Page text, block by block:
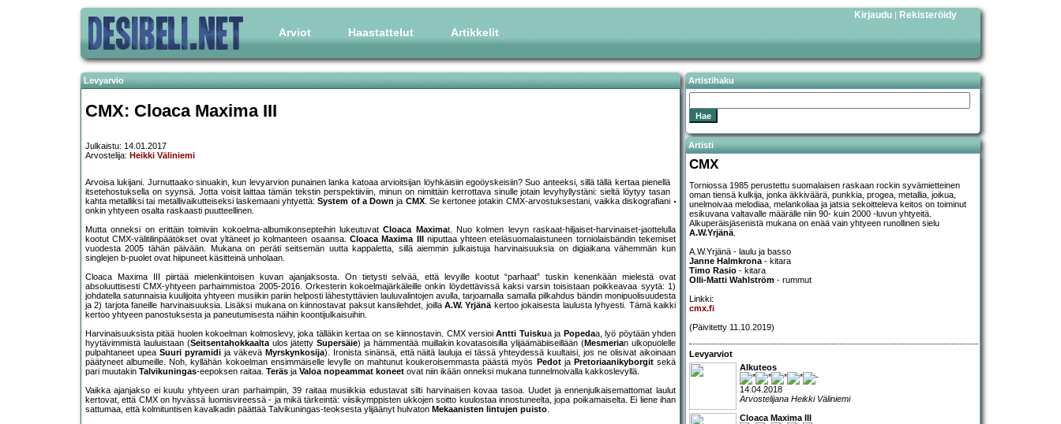
Arviot Haastattelut Artikkelit
Kirjaudu | Rekisteröidy
Levyarvio
CMX: Cloaca Maxima III
Julkaistu: 14.01.2017
Arvostelija: Heikki Väliniemi
Arvoisa lukijani. Jurnuttaako sinuakin, kun levyarvion punainen lanka katoaa arvioitsijan löyhkäisiin egoöyskeisiin? Suo anteeksi, sillä tällä kertaa pienellä
itsetehostuksella on syynsä. Jotta voisit laittaa tämän tekstin perspektiiviin, minun on nimittäin kerrottava sinulle jotain levyhyllystäni: sieltä löytyy tasan
kahta metalliksi tai metallivaikutteiseksi laskemaani yhtyettä:System of a Down ja CMX. Se kertonee jotakin CMX-arvostuksestani, vaikka diskografiani
onkin yhtyeen osalta raskaasti puutteellinen.
Mutta onneksi on erittäin toimiviin kokoelma-albumikonsepteihin lukeutuvatCloaca Maximat. Nuo kolmen levyn raskaat-hiljaiset-harvinaiset-jaottelulla
kootut CMX-välitilinpäätökset ovat yltäneet jo kolmanteen osaansa. Cloaca Maxima III
niputtaa yhteen eteläsuomalaistuneen torniolaisbändin tekemiset
vuodesta 2005 tähän päivään. Mukana on peräti seitsemän uutta kappaletta, sillä aiemmin julkaistuja harvinaisuuksia on digiaikana vähemmän kun
singlejen b-puolet ovat hiipuneet käsitteinä unholaan.
Cloaca Maxima III piirtää mielenkiintoisen kuvan ajanjaksosta. On tietysti selvää, että levyille kootut “parhaat” tuskin kenenkään mielestä ovat
absoluuttisesti CMX-yhtyeen parhaimmistoa 2005-2016. Orkesterin kokoelmajärkäleille onkin löydettävissä kaksi varsin toisistaan poikkeavaa syytä: 1)
johdatella satunnaisia kuulijoita yhtyeen musiikin pariin helposti lähestyttävien lauluvalintojen avulla, tarjoamalla samalla pilkahdus bändin monipuolisuudesta
ja 2) tarjota faneille harvinaisuuksia. Lisäksi mukana on kiinnostavat paksut kansilehdet, joillaA.W. Yrjänäkertoo jokaisesta laulusta lyhyesti. Tämä kaikki
kertoo yhtyeen panostuksesta ja paneutumisesta näihin koontijulkaisuihin.
Harvinaisuuksista pitää huolen kokoelman kolmoslevy, joka tälläkin kertaa on se kiinnostavin. CMX versioiAntti Tuiskua ja Popedaa, lyö pöytään yhden
hyytävimmistä lauluistaan (Seitsentahokkaaltaulos jätettySupersäie) ja hämmentää muillakin kovatasoisilla ylijäämäbiiseillään (Mesmerian ulkopuolelle
pulpahtaneet upea Suuri pyramidija väkevä Myrskynkosija). Ironista sinänsä, että näitä lauluja ei tässä yhteydessä kuultaisi, jos ne olisivat aikoinaan
päätyneet albumeille. Noh, kyllähän kokoelman ensimmäiselle levylle on mahtunut koukeroisemmasta päästä myös
Pedotja Pretoriaanikyborgitsekä
pari muutakin Talvikuningas-eepoksen raitaa. Teräs ja Valoa nopeammat koneet ovat niin ikään onneksi mukana tunnelmoivalla kakkoslevyllä.
Vaikka ajanjakso ei kuulu yhtyeen uran parhaimpiin, 39 raitaa musiikkia edustavat silti harvinaisen kovaa tasoa. Uudet ja ennenjulkaisemattomat laulut
kertovat, että CMX on hyvässä luomisvireessä - ja mikä tärkeintä: viisikymppisten ukkojen soitto kuulostaa innostuneelta, jopa poikamaiselta. Ei liene ihan
sattumaa, että kolmituntisen kavalkadin päättää Talvikuningas-teoksesta ylijäänyt hulvaton Mekaanisten lintujen puisto.
Artistihaku
Artisti
CMX
Torniossa 1985 perustettu suomalaisen raskaan rockin syvämietteinen
oman tiensä kulkija, jonka äkkiväärä, punkkia, progea, metallia, joikua,
unelmoivaa melodiaa, melankoliaa ja jatsia sekoitteleva keitos on toiminut
esikuvana valtavalle määrälle niin 90- kuin 2000 -luvun yhtyeitä.
Alkuperäisjäsenistä mukana on enää vain yhtyeen runollinen sielu
A.W.Yrjänä.
A.W.Yrjänä - laulu ja basso
Janne Halmkrona- kitara
Timo Rasio - kitara
Olli-Matti Wahlström - rummut
Linkki:
cmx.fi
(Päivitetty 11.10.2019)
Levyarviot
Alkuteos
14.04.2018
Arvostelijana Heikki Väliniemi
Cloaca Maxima III